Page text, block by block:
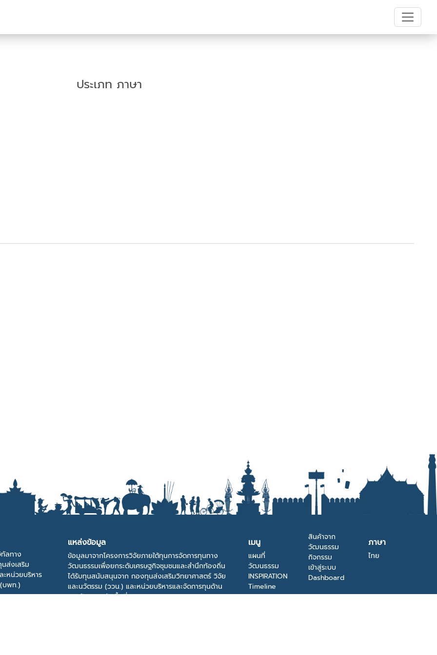
ประเภท ภาษา
ลทาง
ส่งเสริม
หน่วยบริหาร
บพท.)
แหล่งข้อมูล
ข้อมูลมาจากโครงการวิจัยภายใต้ทุนการจัดการทุนทาง
วัฒนธรรมเพื่อยกระดับเศรษฐกิจชุมชนและสำนึกท้องถิ่น
ได้รับทุนสนับสนุนจาก กองทุนส่งเสริมวิทยาศาสตร์ วิจัย
และนวัตรรม (ววน.) และหน่วยบริหารและจัดการทุนด้าน
การพัฒนาระดับพื้นที่ (บพท.)
เมนู
แผนที่
วัฒนธรรม
INSPIRATION
Timeline
METAVERSE
สินค้าจาก
วัฒนธรรม
กิจกรรม
เข้าสู่ระบบ
Dashboard
ภาษา
ไทย